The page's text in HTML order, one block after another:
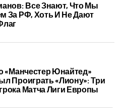
Все Знают, Что Мы
За РФ, Хоть И Не Дают
«Манчестер Юнайтед»
Проиграть «Лиону»: Три
Матча Лиги Европы